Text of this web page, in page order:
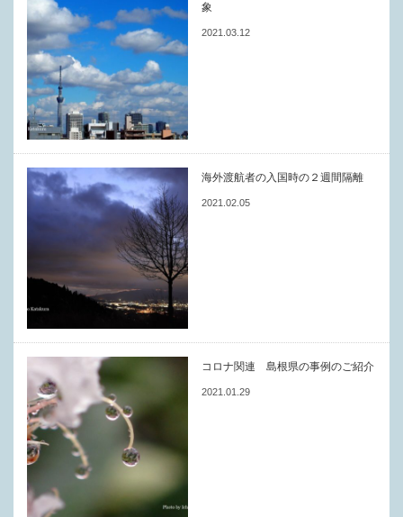
象
2021.03.12
海外渡航者の入国時の２週間隔離
2021.02.05
コロナ関連 島根県の事例のご紹介
2021.01.29